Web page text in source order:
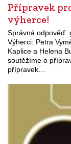
Přípravek
výherce!
Správná odpověď:
Výherci: Petra
Kaplice a Helena
soutěžíme o
přípravek…